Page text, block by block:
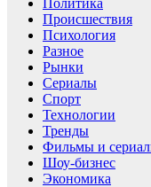
Происшествия
Психология
Разное
Рынки
Сериалы
Спорт
Технологии
Тренды
Фильмы и
Шоу-бизнес
Экономика